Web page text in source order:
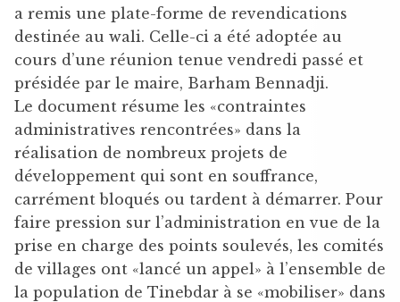
a remis une plate-forme de revendications
destinée au wali. Celle-ci a été adoptée au
cours d’une réunion tenue vendredi passé et
présidée par le maire, Barham Bennadji.
Le document résume les «contraintes
administratives rencontrées» dans la
réalisation de nombreux projets de
développement qui sont en souffrance,
carrément bloqués ou tardent à démarrer. Pour
faire pression sur l’administration en vue de la
prise en charge des points soulevés, les comités
de villages ont «lancé un appel» à l’ensemble de
la population de Tinebdar à se «mobiliser» dans